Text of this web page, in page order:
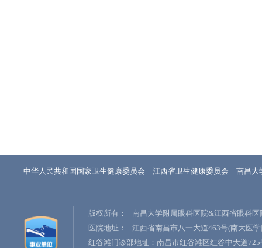
中华人民共和国国家卫生健康委员会 江西省卫生健康委员会 南昌大
版权所有：
南昌大学附属眼科医院&江西省眼科医
医院地址：
江西省南昌市八一大道463号(南大医
红谷滩门诊部地址：南昌市红谷滩区红谷中大道725